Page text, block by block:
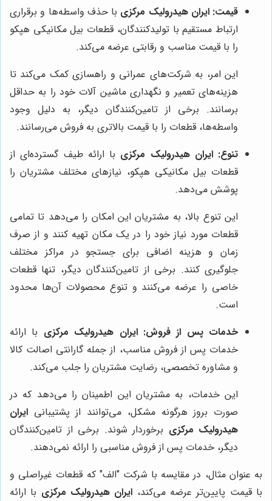
قیمت: ایران هیدرولیک مرکزی با حذف واسطه‌ها و برقراری
ارتباط مستقیم با تولیدکنندگان، قطعات بیل مکانیکی هپکو
را با قیمت مناسب و رقابتی عرضه می‌کند.
این امر، به شرکت‌های عمرانی و راهسازی کمک می‌کند تا
هزینه‌های تعمیر و نگهداری ماشین آلات خود را به حداقل
برسانند. برخی از تامین‌کنندگان دیگر، به دلیل وجود
واسطه‌ها، قطعات را با قیمت بالاتری به فروش می‌رسانند.
تنوع: ایران هیدرولیک مرکزی با ارائه طیف گسترده‌ای از
قطعات بیل مکانیکی هپکو، نیازهای مختلف مشتریان را
پوشش می‌دهد.
این تنوع بالا، به مشتریان این امکان را می‌دهد تا تمامی
قطعات مورد نیاز خود را در یک مکان تهیه کنند و از صرف
زمان و هزینه اضافی برای جستجو در مراکز مختلف
جلوگیری کنند. برخی از تامین‌کنندگان دیگر، تنها قطعات
خاصی را عرضه می‌کنند و تنوع محصولات آن‌ها محدود
است.
خدمات پس از فروش: ایران هیدرولیک مرکزی با ارائه
خدمات پس از فروش مناسب، از جمله گارانتی اصالت کالا
و مشاوره تخصصی، رضایت مشتریان را جلب می‌کند.
این خدمات، به مشتریان این اطمینان را می‌دهد که در
صورت بروز هرگونه مشکل، می‌توانند از پشتیبانی ایران
هیدرولیک مرکزی برخوردار شوند. برخی از تامین‌کنندگان
دیگر، خدمات پس از فروش مناسبی را ارائه نمی‌دهند.
به عنوان مثال، در مقایسه با شرکت "الف" که قطعات غیراصلی و
با قیمت پایین‌تر عرضه می‌کند، ایران هیدرولیک مرکزی با ارائه